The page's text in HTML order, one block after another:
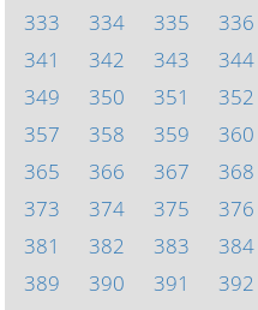
333
334 335 336
341
342 343 344
349
350 351 352
357
358 359 360
365
366 367 368
373
374 375 376
381
382 383 384
389
390 391 392